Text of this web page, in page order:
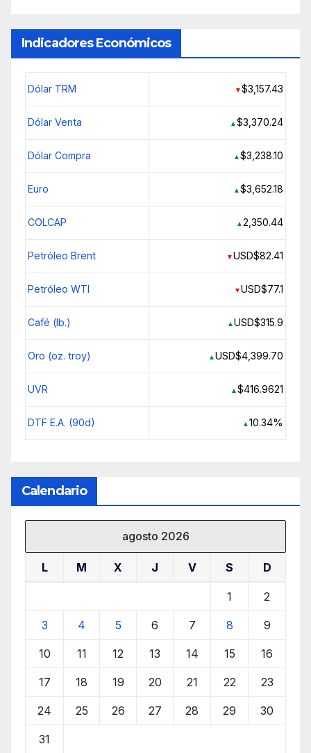
Indicadores Económicos
Dólar TRM ▼$3,157.43
Dólar Venta ▲$3,370.24
Dólar Compra ▲$3,238.10
Euro ▲$3,652.18
COLCAP ▲2,350.44
Petróleo Brent ▼USD$82.41
Petróleo WTI ▼USD$77.1
Café (lb.) ▲USD$315.9
Oro (oz. troy) ▲USD$4,399.70
UVR ▲$416.9621
DTF E.A. (90d) ▲10.34%
Calendario
agosto 2026
L M X J V S D
1 2
3 4 5 6 7 8 9
10 11 12 13 14 15 16
17 18 19 20 21 22 23
24 25 26 27 28 29 30
31